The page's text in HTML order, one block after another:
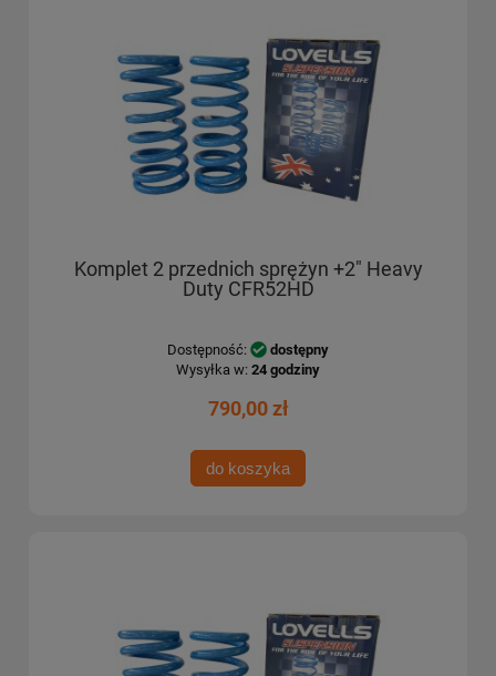
Komplet 2 przednich sprężyn +2" Heavy
Duty CFR52HD
Dostępność:
dostępny
Wysyłka w: 24 godziny
790,00 zł
do koszyka